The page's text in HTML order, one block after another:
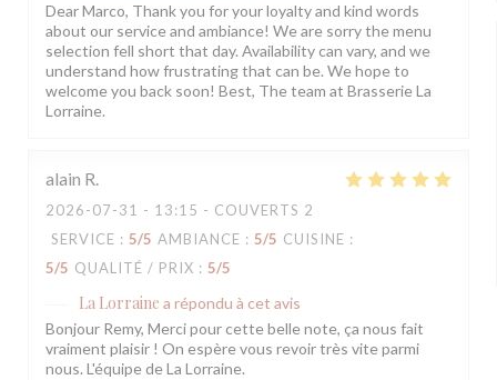
Dear Marco, Thank you for your loyalty and kind words
about our service and ambiance! We are sorry the menu
selection fell short that day. Availability can vary, and we
understand how frustrating that can be. We hope to
welcome you back soon! Best, The team at Brasserie La
Lorraine.
alain R
2026-07-31 - 13:15 - COUVERTS 2
SERVICE : 5/5 AMBIANCE : 5/5 CUISINE :
5/5 QUALITÉ / PRIX : 5/5
La Lorraine a répondu à cet avis
Bonjour Remy, Merci pour cette belle note, ça nous fait
vraiment plaisir ! On espère vous revoir très vite parmi
nous. L'équipe de La Lorraine.